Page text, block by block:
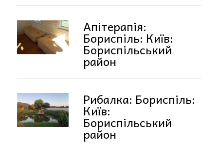
Апітерапія:
Бориспіль: Київ:
Бориспільський
район
Рибалка: Бориспіль:
Київ:
Бориспільський
район